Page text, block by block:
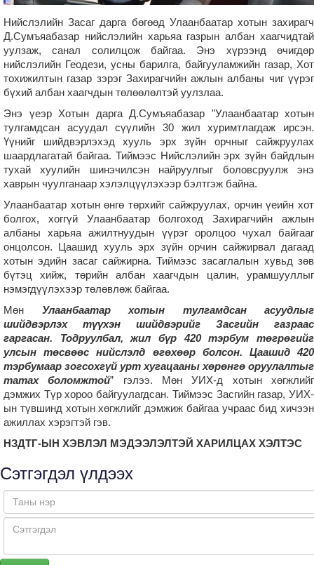
Нийслэлийн Засаг дарга бөгөөд Улаанбаатар хотын захирагч
Д.Сумъяабазар нийслэлийн харьяа газрын албан хаагчидтай
уулзаж, санал солилцож байгаа. Энэ хүрээнд өчигдөр
нийслэлийн Геодези, усны барилга, байгууламжийн газар, Хот
тохижилтын газар зэрэг Захирагчийн ажлын албаны чиг үүрэг
бүхий албан хаагчдын төлөөлөлтэй уулзлаа.
Энэ үеэр Хотын дарга Д.Сумъяабазар "Улаанбаатар хотын
тулгамдсан асуудал сүүлийн 30 жил хуримтлагдаж ирсэн.
Үүнийг шийдвэрлэхэд хууль эрх зүйн орчныг сайжруулах
шаардлагатай байгаа. Тиймээс Нийслэлийн эрх зүйн байдлын
тухай хуулийн шинэчилсэн найруулгыг боловсруулж энэ
хаврын чуулганаар хэлэлцүүлэхээр бэлтгэж байна.
Улаанбаатар хотын өнгө төрхийг сайжруулах, орчин үеийн хот
болгох, хоггүй Улаанбаатар болгоход Захирагчийн ажлын
албаны харьяа ажилтнуудын үүрэг оролцоо чухал байгааг
онцолсон. Цаашид хууль эрх зүйн орчин сайжирвал дагаад
хотын эдийн засаг сайжирна. Тиймээс засаглалын хувьд зөв
бүтэц хийж, төрийн албан хаагчдын цалин, урамшууллыг
нэмэгдүүлэхээр төлөвлөж байгаа.
Мөн Улаанбаатар хотын тулгамдсан асуудлыг
шийдвэрлэх түүхэн шийдвэрийг Засгийн газраас
гаргасан. Тодруулбал, жил бүр 420 тэрбум төгрөгийг
улсын төсвөөс нийслэлд өгөхөөр болсон. Цаашид 420
тэрбумаар зогсохгүй урт хугацааны хөрөнгө оруулалтыг
татах боломжтой” гэлээ. Мөн УИХ-д хотын хөгжлийг
дэмжих Түр хороо байгуулагдсан. Тиймээс Засгийн газар, УИХ-
ын түвшинд хотын хөгжлийг дэмжиж байгаа учраас бид хичээн
ажиллах хэрэгтэй гэв.
НЗДТГ-ЫН ХЭВЛЭЛ МЭДЭЭЛЭЛТЭЙ ХАРИЛЦАХ ХЭЛТЭС
Сэтгэгдэл үлдээх